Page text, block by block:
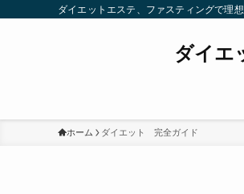
ダイエットエステ、ファスティングで理
ダイエ
ホーム ダイエット 完全ガイド